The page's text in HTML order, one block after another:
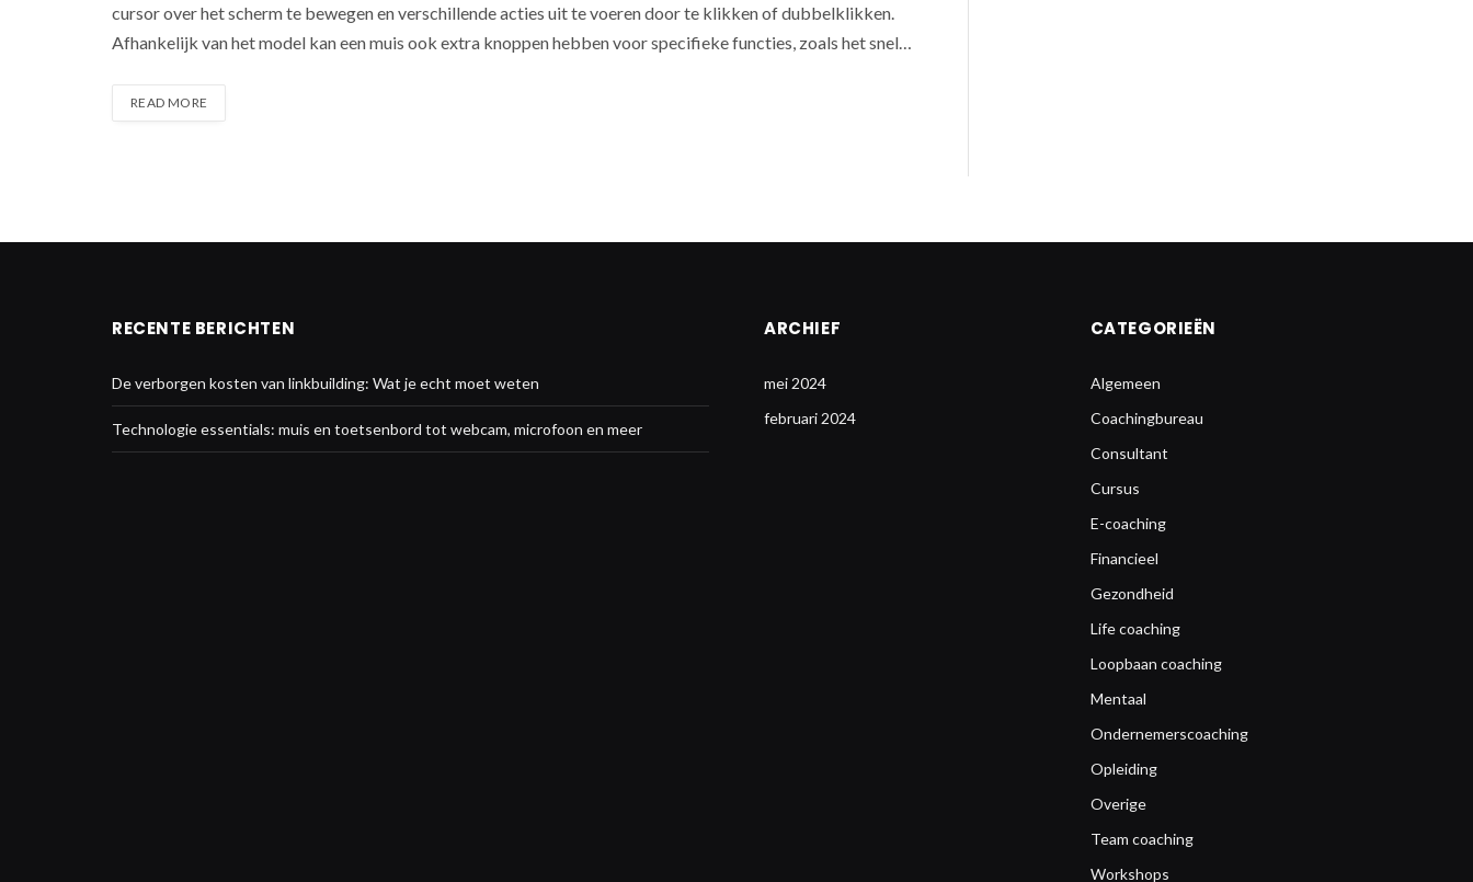
cursor over het scherm te bewegen en verschillende acties uit te voeren door te klikken of dubbelklikken.
Afhankelijk van het model kan een muis ook extra knoppen hebben voor specifieke functies, zoals het snel…
READ MORE
RECENTE BERICHTEN
De verborgen kosten van linkbuilding: Wat je echt moet weten
Technologie essentials: muis en toetsenbord tot webcam, microfoon en meer
ARCHIEF
mei 2024
februari 2024
CATEGORIEËN
Algemeen
Coachingbureau
Consultant
Cursus
E-coaching
Financieel
Gezondheid
Life coaching
Loopbaan coaching
Mentaal
Ondernemerscoaching
Opleiding
Overige
Team coaching
Workshops